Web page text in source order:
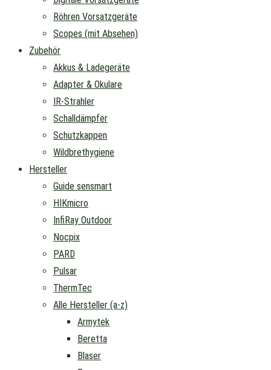
Röhren Vorsatzgeräte
Scopes (mit Absehen)
Zubehör
Akkus & Ladegeräte
Adapter & Okulare
IR-Strahler
Schalldämpfer
Schutzkappen
Wildbrethygiene
Hersteller
Guide sensmart
HIKmicro
InfiRay Outdoor
Nocpix
PARD
Pulsar
ThermTec
Alle Hersteller (a-z)
Armytek
Beretta
Blaser